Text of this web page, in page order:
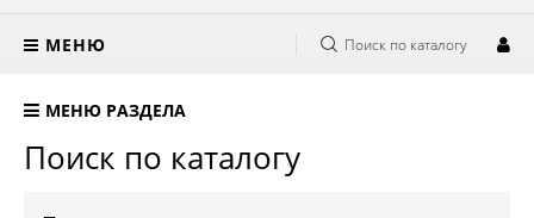
МЕНЮ Поиск по каталогу
МЕНЮ РАЗДЕЛА
Поиск по каталогу